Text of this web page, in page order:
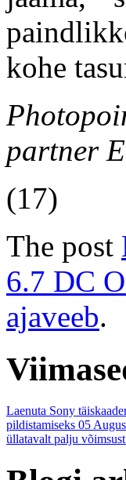
kohe
partner
(17)
The post
6.7 DC
ajaveeb.
Laenuta Sony
pildistamiseks 05
üllatavalt palju võimsust